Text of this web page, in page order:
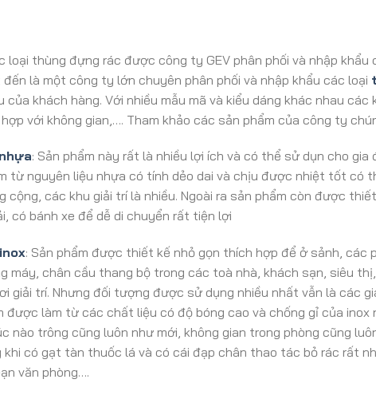
loại thùng đựng rác được công ty GEV phân phối và nhập khẩu
đến là một công ty lớn chuyên phân phối và nhập khẩu các loại
của khách hàng. Với nhiều mẫu mã và kiểu dáng khác nhau
với không gian,…. Tham khảo các sản phẩm của công ty
: Sản phẩm này rất là nhiều lợi ích và có thể sử dụn cho gia
từ nguyên liệu nhựa có tính dẻo dai và chịu được nhiệt tốt có
cộng, các khu giải trí là nhiều. Ngoài ra sản phẩm còn được
có bánh xe để dễ di chuyển rất tiện lợi
: Sản phẩm được thiết kế nhỏ gọn thích hợp để ở sảnh, các
máy, chân cầu thang bộ trong các toà nhà, khách sạn, siêu
giải trí. Nhưng đối tượng được sử dụng nhiều nhất vẫn là các
được làm từ các chất liệu có độ bóng cao và chống gỉ của
nào trông cũng luôn như mới, không gian trong phòng cũng
khi có gạt tàn thuốc lá và có cái đạp chân thao tác bỏ rác rất
văn phòng….